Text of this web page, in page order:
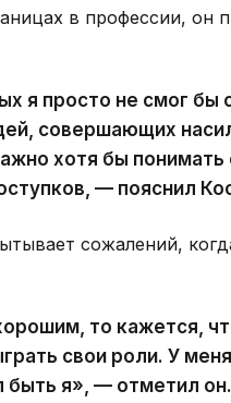
в профессии, он
я просто не смог бы
совершающих
хотя бы
— пояснил
сожалений,
то кажется,
свои роли. У
я», — отметил он.